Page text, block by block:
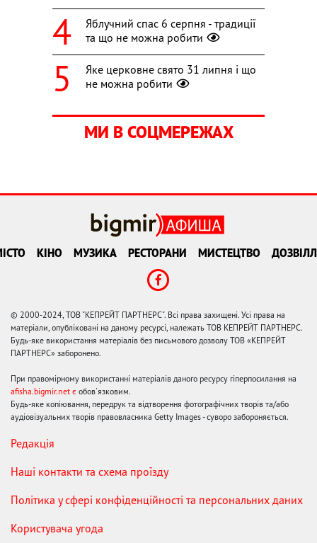
Яблучний спас 6 серпня - традиції
та що не можна робити
Яке церковне свято 31 липня і що
не можна робити
МИ В СОЦМЕРЕЖАХ
КІНО МУЗИКА РЕСТОРАНИ МИСТЕЦТВО
© 2000-2024, ТОВ "КЕПРЕЙТ ПАРТНЕРС". Всі права захищені. Усі права на
матеріали, опубліковані на даному ресурсі, належать ТОВ КЕПРЕЙТ ПАРТНЕРС.
Будь-яке використання матеріалів без письмового дозволу ТОВ «КЕПРЕЙТ
ПАРТНЕРС» заборонено.
При правомірному використанні матеріалів даного ресурсу гіперпосилання на
afisha.bigmir.net є обов'язковим.
Будь-яке копіювання, передрук та відтворення фотографічних творів та/або
аудіовізуальних творів правовласника Getty Images - суворо забороняється.
Редакція
Наші контакти та схема проїзду
Політика у сфері конфіденційності та персональних даних
Користувача угода